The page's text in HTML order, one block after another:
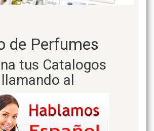
de Perfumes
tus Catalogos
llamando al